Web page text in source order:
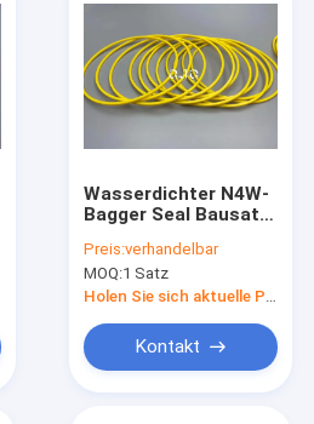
Wasserdichter N4W-
Bagger Seal Bausatz,
Gasket Bausatz
22000139
Preis:verhandelbar
MOQ:1 Satz
Holen Sie sich aktuelle Preis
Kontakt